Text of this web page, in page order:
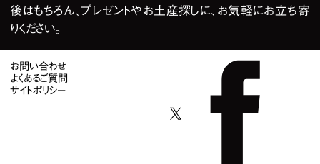
後はもちろん、プレゼントやお土産探しに、お気軽にお立ち寄
りください。
お問い合わせ
よくあるご質問
サイトポリシー